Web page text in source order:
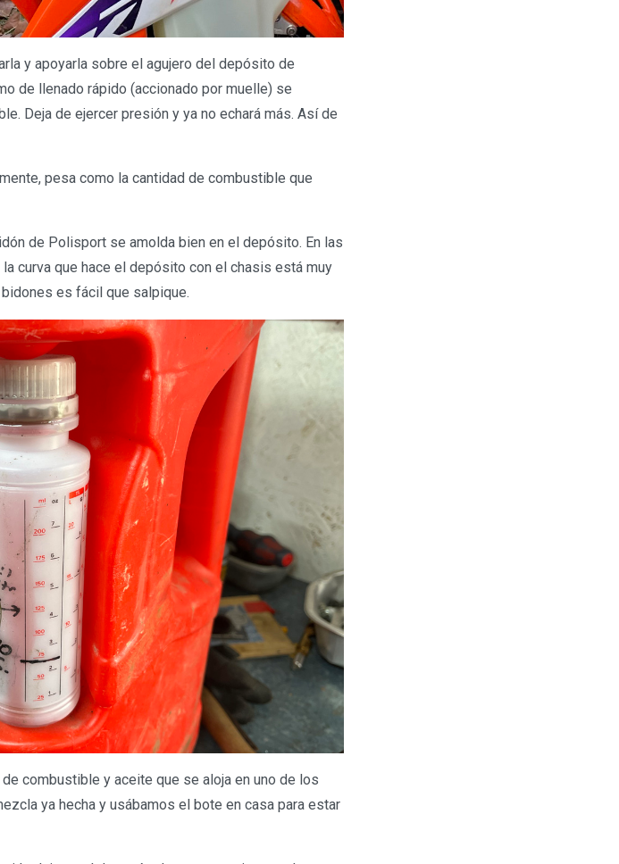
y apoyarla sobre el agujero del depósito de
de llenado rápido (accionado por muelle) se
Deja de ejercer presión y ya no echará más. Así de
pesa como la cantidad de combustible que
de Polisport se amolda bien en el depósito. En las
curva que hace el depósito con el chasis está muy
es fácil que salpique.
combustible y aceite que se aloja en uno de los
ya hecha y usábamos el bote en casa para estar